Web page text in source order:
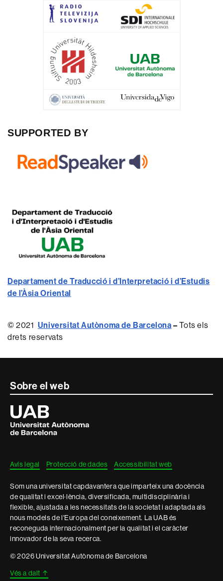
SUPPORTED BY
Departament de Traducció i d’Interpretació i d’Estudis
de l’Àsia Oriental
© 2021 Universitat Autònoma de Barcelona –Tots els
drets reservats
Contacte
informació
legal
Sobre el web
Universitat
Autònoma
de
Barcelona
Avís legal Protecció de dades Accessibilitat web
Som una universitat capdavantera que imparteix una docència
de qualitat i excel·lència, diversificada, multidisciplinària i
flexible, ajustada a les necessitats de la societat i adaptada als
nous models de l'Europa del coneixement. La UAB és
reconeguda internacionalment per la qualitat i el caràcter
innovador de la seva recerca.
© 2026 Universitat Autònoma de Barcelona
Vés a dalt ↑